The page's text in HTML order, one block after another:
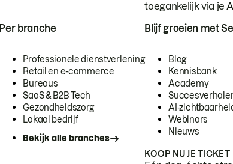
toegankelijk via je
Per branche
Professionele dienstverlening
Retail en e-commerce
Bureaus
SaaS & B2B Tech
Gezondheidszorg
Lokaal bedrijf
Bekijk alle branches
Blijf groeien met
Blog
Kennisbank
Academy
AI-
Webinars
Nieuws
KOOP NU JE TICKET